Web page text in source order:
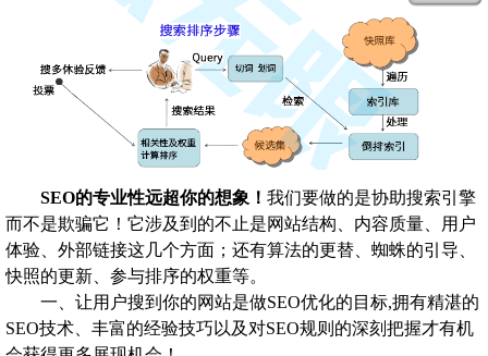
SEO的专业性远超你的想象！ 我们要做的是协助搜索引擎
而不是欺骗它！它涉及到的不止是网站结构、内容质量、用户
体验、外部链接这几个方面；还有算法的更替、蜘蛛的引导、
快照的更新、参与排序的权重等。
一、让用户搜到你的网站是做SEO优化的目标,拥有精湛的
SEO技术、丰富的经验技巧以及对SEO规则的深刻把握才有机